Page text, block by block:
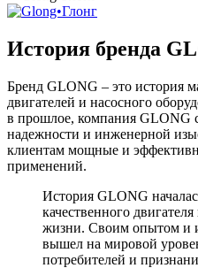
История бренда
Бренд GLONG – это история
двигателей и насосного
в прошлое, компания GLONG
надежности и инженерной
клиентам мощные и
применений.
История GLONG
качественного
жизни. Своим опытом и
вышел на мировой
потребителей и